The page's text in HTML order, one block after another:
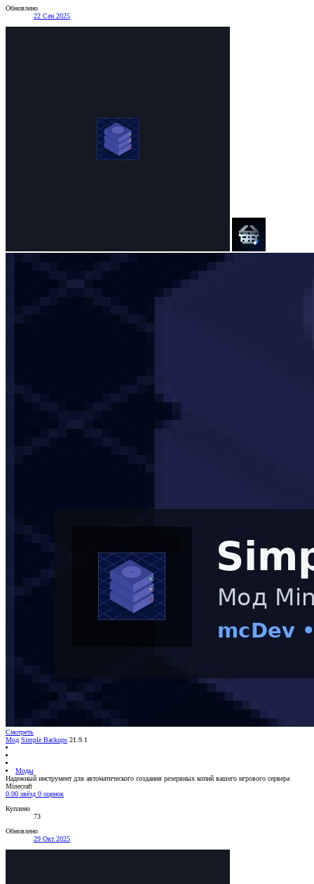
Обновлено
22 Сен 2025
Смотреть
Мод Simple Backups 21.9.1
Моды
Надежный инструмент для автоматического создания резервных копий вашего игрового сервера
Minecraft
0.00 звёзд 0 оценок
Куплено
73
Обновлено
29 Окт 2025